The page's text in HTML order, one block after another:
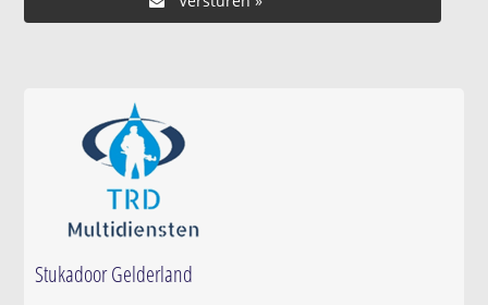
Stukadoor Gelderland